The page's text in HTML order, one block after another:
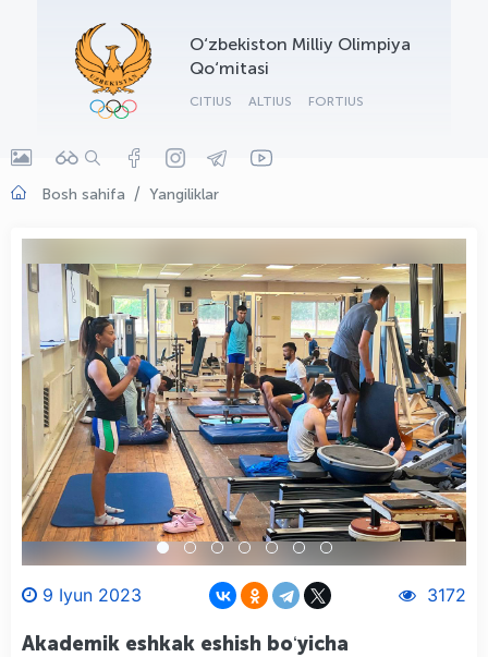
O‘zbekiston Milliy Olimpiya
Qo‘mitasi
CITIUS ALTIUS FORTIUS
Bosh sahifa Yangiliklar
9 Iyun 2023 3172
Akademik eshkak eshish boʻyicha
OLYMPCHIK AI - yordamchi
Onlayn · olympic.uz